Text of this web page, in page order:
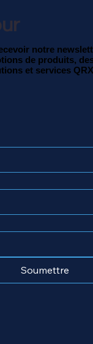
notre
de produits,
et services
Soumettre